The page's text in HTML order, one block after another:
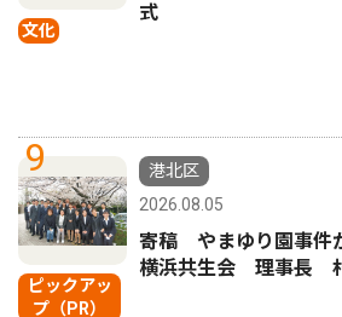
文化
式
9
ピックアッ
プ（PR）
港北区
2026.08.05
寄稿 やまゆり園事件
横浜共生会 理事長